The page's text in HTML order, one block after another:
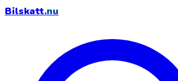
Bilskatt.nu